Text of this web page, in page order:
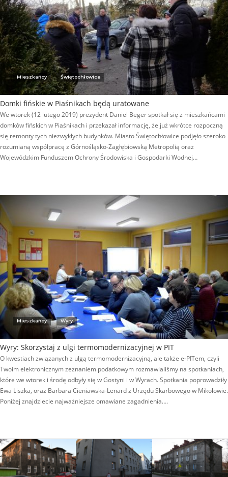
Mieszkańcy Świętochłowice
Domki fińskie w Piaśnikach będą uratowane
We wtorek (12 lutego 2019) prezydent Daniel Beger spotkał się z mieszkańcami
domków fińskich w Piaśnikach i przekazał informację, że już wkrótce rozpoczną
się remonty tych niezwykłych budynków. Miasto Świętochłowice podjęło szeroko
rozumianą współpracę z Górnośląsko-Zagłębiowską Metropolią oraz
Wojewódzkim Funduszem Ochrony Środowiska i Gospodarki Wodnej…
Mieszkańcy Wyry
Wyry: Skorzystaj z ulgi termomodernizacyjnej w PIT
O kwestiach związanych z ulgą termomodernizacyjną, ale także e-PITem, czyli
Twoim elektronicznym zeznaniem podatkowym rozmawialiśmy na spotkaniach,
które we wtorek i środę odbyły się w Gostyni i w Wyrach. Spotkania poprowadziły
Ewa Liszka, oraz Barbara Cieniawska-Lenard z Urzędu Skarbowego w Mikołowie.
Poniżej znajdziecie najważniejsze omawiane zagadnienia….